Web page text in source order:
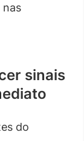
nas
sinais
do